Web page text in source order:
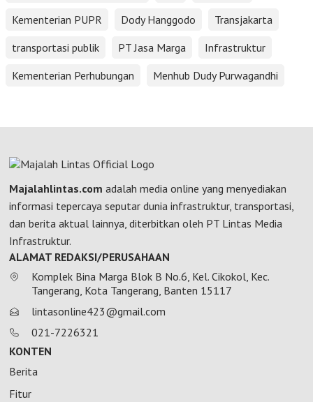
Kementerian PUPR
Dody Hanggodo
Transjakarta
transportasi publik
PT Jasa Marga
Infrastruktur
Kementerian Perhubungan
Menhub Dudy Purwagandhi
Majalahlintas.com adalah media online yang menyediakan
informasi tepercaya seputar dunia infrastruktur, transportasi,
dan berita aktual lainnya, diterbitkan oleh PT Lintas Media
Infrastruktur.
ALAMAT REDAKSI/PERUSAHAAN
Komplek Bina Marga Blok B No.6, Kel. Cikokol, Kec.
Tangerang, Kota Tangerang, Banten 15117
lintasonline423@gmail.com
021-7226321
KONTEN
Berita
Fitur